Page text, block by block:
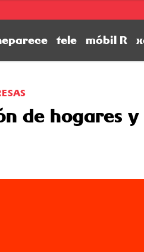
tele móbil R
de hogares y